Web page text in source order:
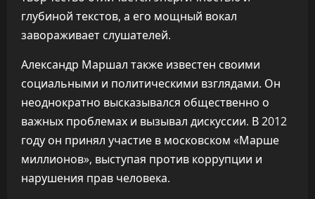
глубиной текстов, а его мощный вокал
завораживает слушателей.
Александр Маршал также известен своими
социальными и политическими взглядами. Он
неоднократно высказывался общественно о
важных проблемах и вызывал дискуссии. В 2012
году он принял участие в московском «Марше
миллионов», выступая против коррупции и
нарушения прав человека.